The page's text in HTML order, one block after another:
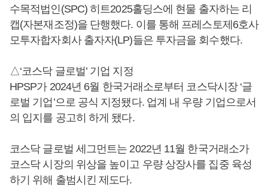
수목적법인(SPC) 히트2025홀딩스에 현물 출자하는 리
캡(자본재조정)을 단행했다. 이를 통해 프레스토제6호사
모투자합자회사 출자자(LP)들은 투자금을 회수했다.
△‘코스닥 글로벌’ 기업 지정
HPSP가 2024년 6월 한국거래소로부터 코스닥시장 ‘글
로벌 기업’으로 공식 지정됐다. 업계 내 우량 기업으로서
의 입지를 공고히 하게 됐다.
코스닥 글로벌 세그먼트는 2022년 11월 한국거래소가
코스닥 시장의 위상을 높이고 우량 상장사를 집중 육성
하기 위해 출범시킨 제도다.